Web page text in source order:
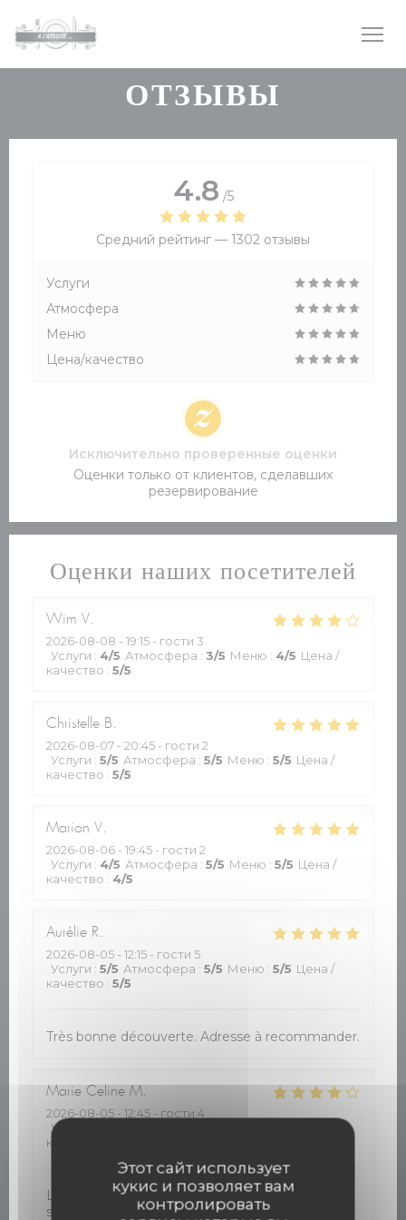
Этот сайт использует
кукис и позволяет вам
контролировать
ОТЗЫВЫ
Оценки наших посетителей
Wim V
2026-08-08 - 19:15 - гости 3
Услуги : 4/5 Атмосфера : 3/5 Меню : 4/5 Цена /
качество : 5/5
Christelle B
2026-08-07 - 20:45 - гости 2
Услуги : 5/5 Атмосфера : 5/5 Меню : 5/5 Цена /
качество : 5/5
Marion V
2026-08-06 - 19:45 - гости 2
Услуги : 4/5 Атмосфера : 5/5 Меню : 5/5 Цена /
качество : 4/5
Aurélie R
2026-08-05 - 12:15 - гости 5
Услуги : 5/5 Атмосфера : 5/5 Меню : 5/5 Цена /
качество : 5/5
Très bonne découverte. Adresse à recommander.
Marie Celine M
2026-08-05 - 12:45 - гости 4
Услуги
качество
L accueil très bien .juste un peu long pour le
service. Très bonne cuisine et rapport qualité
4.8 /5
Средний рейтинг — 1302 отзывы
Услуги
Атмосфера
Меню
Цена/качество
Исключительно проверенные оценки
Оценки только от клиентов, сделавших
резервирование